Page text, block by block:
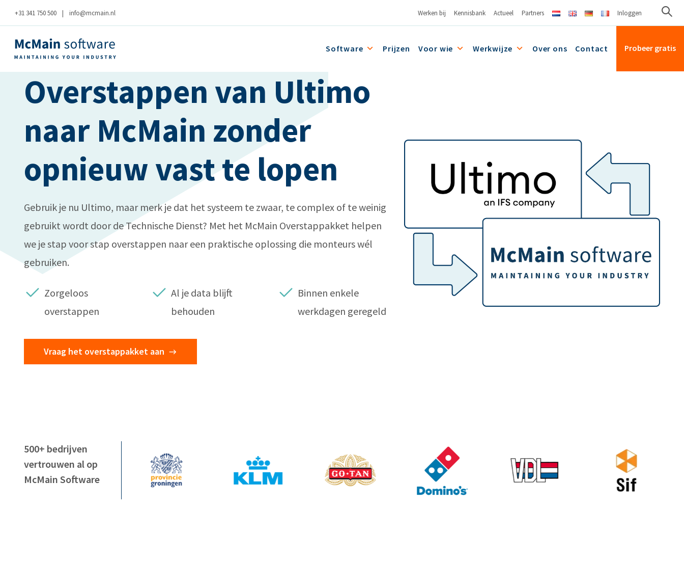
+31 341 750 500 | info@mcmain.nl Werken bij Kennisbank Actueel Partners Inloggen
Software Prijzen Voor wie Werkwijze Over ons Contact Probeer gratis
Overstappen van Ultimo
naar McMain zonder
opnieuw vast te lopen
Gebruik je nu Ultimo, maar merk je dat het systeem te zwaar, te complex of te weinig
gebruikt wordt door de Technische Dienst? Met het McMain Overstappakket helpen
we je stap voor stap overstappen naar een praktische oplossing die monteurs wél
gebruiken.
Zorgeloos
overstappen
Al je data blijft
behouden
Binnen enkele
werkdagen geregeld
Vraag het overstappakket aan
500+ bedrijven
vertrouwen al op
McMain Software